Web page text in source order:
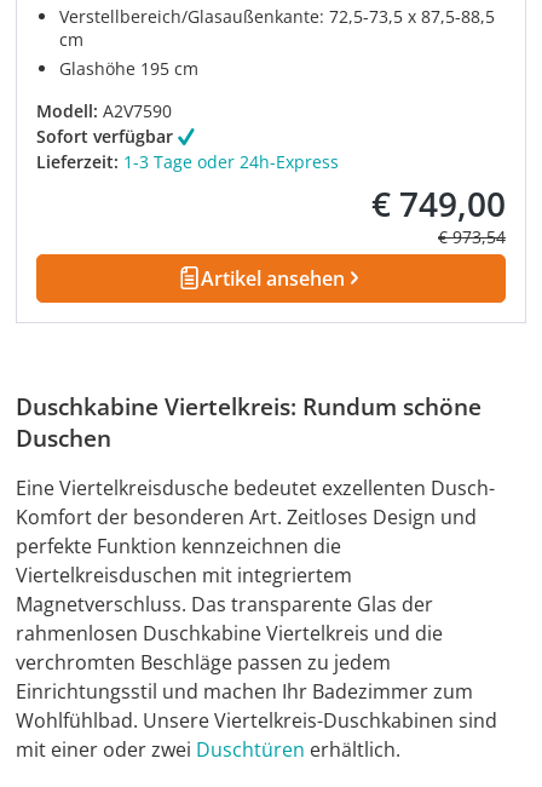
Verstellbereich/Glasaußenkante: 72,5-73,5 x 87,5-88,5
cm
Glashöhe 195 cm
Modell: A2V7590
Sofort verfügbar
Lieferzeit: 1-3 Tage oder 24h-Express
Verkaufspreis:
€ 749,00
Regulärer
€ 973,54
Artikel ansehen
Duschkabine Viertelkreis: Rundum schöne
Duschen
Eine Viertelkreisdusche bedeutet exzellenten Dusch-
Komfort der besonderen Art. Zeitloses Design und
perfekte Funktion kennzeichnen die
Viertelkreisduschen mit integriertem
Magnetverschluss. Das transparente Glas der
rahmenlosen Duschkabine Viertelkreis und die
verchromten Beschläge passen zu jedem
Einrichtungsstil und machen Ihr Badezimmer zum
Wohlfühlbad. Unsere Viertelkreis-Duschkabinen sind
mit einer oder zwei Duschtüren erhältlich.